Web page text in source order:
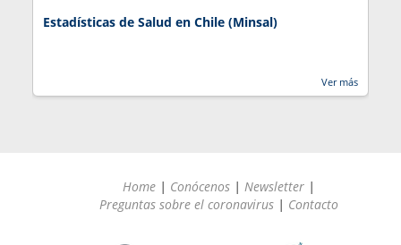
Estadísticas de Salud en Chile (Minsal)
Ver más
Home | Conócenos | Newsletter |
Preguntas sobre el coronavirus | Contacto